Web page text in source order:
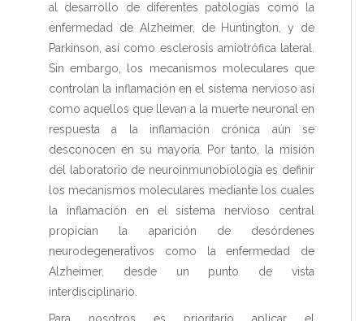
al desarrollo de diferentes patologías como la
enfermedad de Alzheimer, de Huntington, y de
Parkinson, así como esclerosis amiotrófica lateral.
Sin embargo, los mecanismos moleculares que
controlan la inflamación en el sistema nervioso así
como aquellos que llevan a la muerte neuronal en
respuesta a la inflamación crónica aún se
desconocen en su mayoría. Por tanto, la misión
del laboratorio de neuroinmunobiología es definir
los mecanismos moleculares mediante los cuales
la inflamación en el sistema nervioso central
propician la aparición de desórdenes
neurodegenerativos como la enfermedad de
Alzheimer, desde un punto de vista
interdisciplinario.